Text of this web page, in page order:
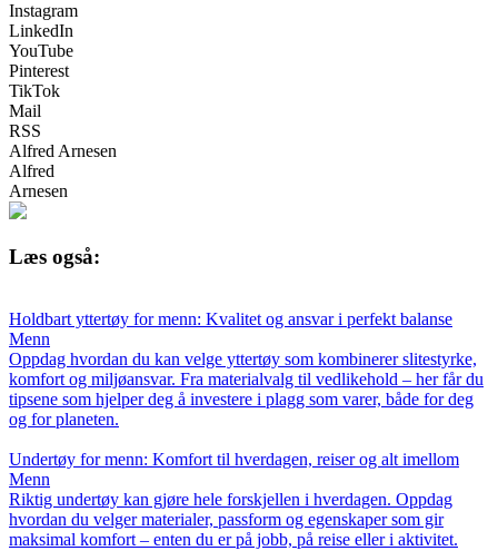
Instagram
LinkedIn
YouTube
Pinterest
TikTok
Mail
RSS
Alfred Arnesen
Alfred
Arnesen
Læs også:
Holdbart yttertøy for menn: Kvalitet og ansvar i perfekt balanse
Menn
Oppdag hvordan du kan velge yttertøy som kombinerer slitestyrke,
komfort og miljøansvar. Fra materialvalg til vedlikehold – her får du
tipsene som hjelper deg å investere i plagg som varer, både for deg
og for planeten.
Undertøy for menn: Komfort til hverdagen, reiser og alt imellom
Menn
Riktig undertøy kan gjøre hele forskjellen i hverdagen. Oppdag
hvordan du velger materialer, passform og egenskaper som gir
maksimal komfort – enten du er på jobb, på reise eller i aktivitet.